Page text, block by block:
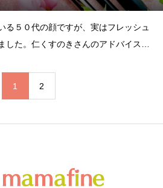
る５０代の顔ですが、実はフレッシュ
した。仁くすのきさんのアドバイスも
1 2